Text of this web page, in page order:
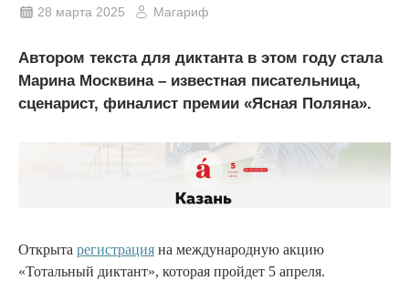
28 марта 2025 Магариф
Автором текста для диктанта в этом году стала
Марина Москвина – известная писательница,
сценарист, финалист премии «Ясная Поляна».
Открыта регистрация на международную акцию
«Тотальный диктант», которая пройдет 5 апреля.